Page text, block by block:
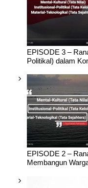
EPISODE 3 –
Politikal) dalam
EPISODE 2 –
Membangun